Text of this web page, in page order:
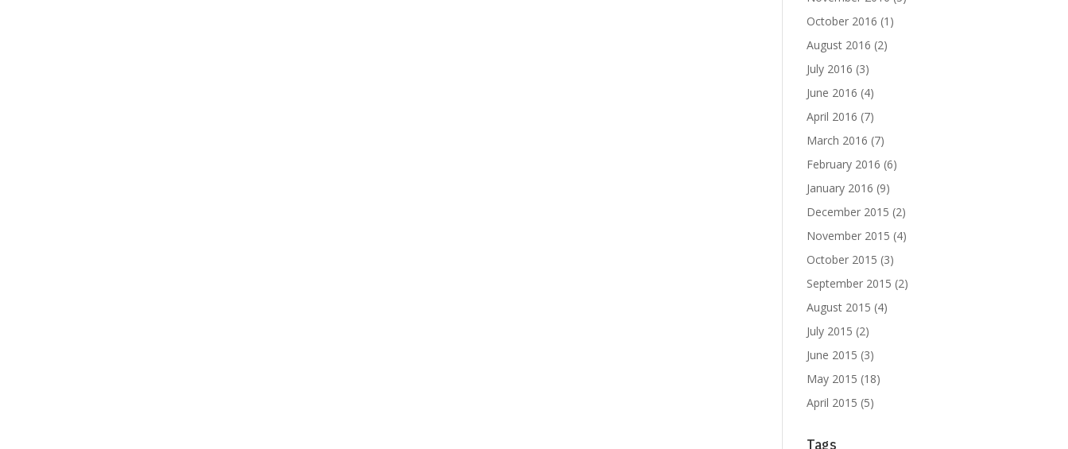
October 2016 (1)
August 2016 (2)
July 2016 (3)
June 2016 (4)
April 2016 (7)
March 2016 (7)
February 2016 (6)
January 2016 (9)
December 2015 (2)
November 2015 (4)
October 2015 (3)
September 2015 (2)
August 2015 (4)
July 2015 (2)
June 2015 (3)
May 2015 (18)
April 2015 (5)
Tags